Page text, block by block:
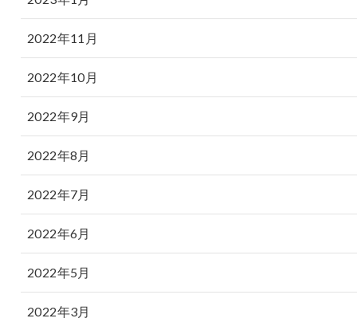
2022年11月
2022年10月
2022年9月
2022年8月
2022年7月
2022年6月
2022年5月
2022年3月